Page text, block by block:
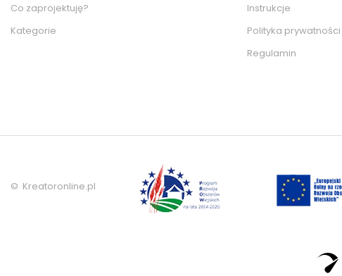
Co zaprojektuję?
Kategorie
Instrukcje
Polityka prywatności
Regulamin
© Kreatoronline.pl